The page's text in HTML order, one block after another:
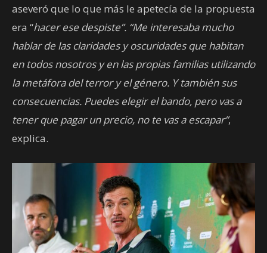
aseveró que lo que más le apetecía de la propuesta
era “hacer ese despiste”. “Me interesaba mucho
hablar de las claridades y oscuridades que habitan
en todos nosotros y en las propias familias utilizando
la metáfora del terror y el género. Y también sus
consecuencias. Puedes elegir el bando, pero vas a
tener que pagar un precio, no te vas a escapar”,
explica.